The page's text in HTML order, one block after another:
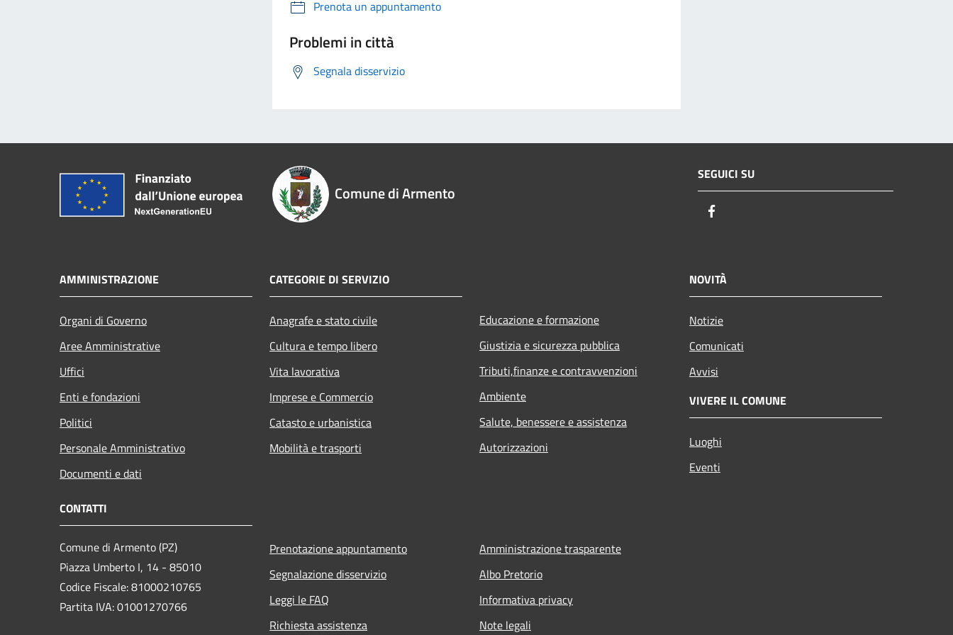
Prenota un appuntamento
Problemi in città
Segnala disservizio
Comune di Armento
SEGUICI SU
AMMINISTRAZIONE
Organi di Governo
Aree Amministrative
Uffici
Enti e fondazioni
Politici
Personale Amministrativo
Documenti e dati
CATEGORIE DI SERVIZIO
Anagrafe e stato civile
Cultura e tempo libero
Vita lavorativa
Imprese e Commercio
Catasto e urbanistica
Mobilità e trasporti
Educazione e formazione
Giustizia e sicurezza pubblica
Tributi,finanze e contravvenzioni
Ambiente
Salute, benessere e assistenza
Autorizzazioni
NOVITÀ
Notizie
Comunicati
Avvisi
VIVERE IL COMUNE
Luoghi
Eventi
CONTATTI
Comune di Armento (PZ)
Piazza Umberto I, 14 - 85010
Codice Fiscale: 81000210765
Partita IVA: 01001270766
Prenotazione appuntamento
Segnalazione disservizio
Leggi le FAQ
Richiesta assistenza
Amministrazione trasparente
Albo Pretorio
Informativa privacy
Note legali